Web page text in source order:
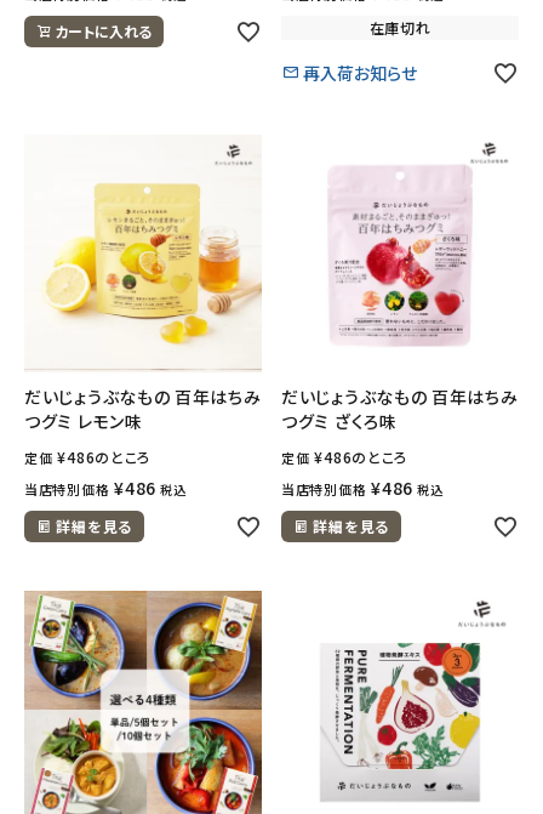
ご利用ガイド等
ログイン
カートに入れる 在庫切れ
再入荷お知らせ
だいじょうぶなもの 百年はちみ
つグミ レモン味
定価 ¥486のところ
当店特別価格 ¥486 税込
詳細を見る
だいじょうぶなもの 百年はちみ
つグミ ざくろ味
定価 ¥486のところ
当店特別価格 ¥486 税込
詳細を見る